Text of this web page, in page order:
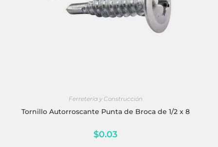
Ferretería y Construcción
Tornillo Autorroscante Punta de Broca de 1/2 x 8
$0.03